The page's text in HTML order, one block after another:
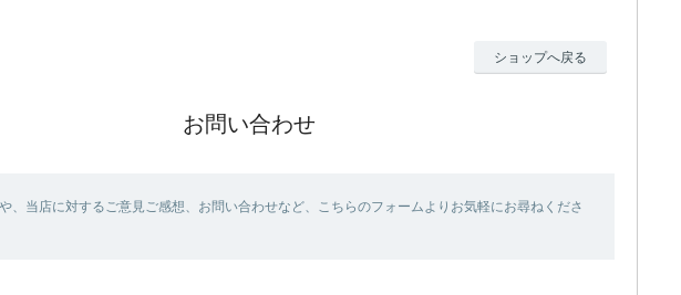
ショップへ戻る
お問い合わせ
、当店に対するご意見ご感想、お問い合わせなど、こちらのフォームよりお気軽にお尋ねくださ